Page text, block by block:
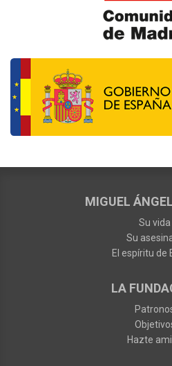
MIGUEL
Su vida
Su
El espíritu de
LA
Hazte